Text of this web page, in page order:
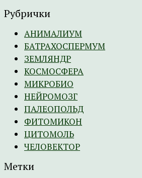
Рубрички
АНИМАЛИУМ
БАТРАХОСПЕРМУМ
ЗЕМЛЯНДР
КОСМОСФЕРА
МИКРОБИО
НЕЙРОМОЗГ
ПАЛЕОПОЛЬД
ФИТОМИКОН
ЦИТОМОЛЬ
ЧЕЛОВЕКТОР
Метки